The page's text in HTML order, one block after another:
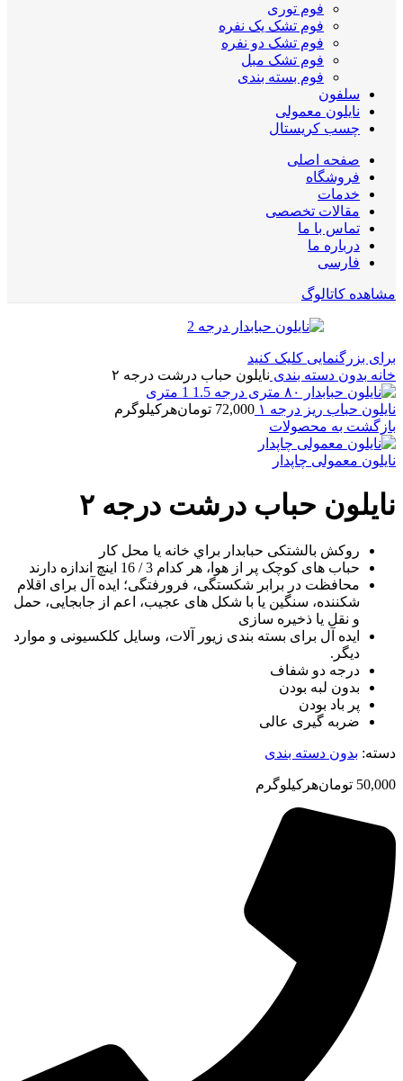
فوم توری
فوم تشک یک نفره
فوم تشک دو نفره
فوم تشک مبل
فوم بسته بندی
سلفون
نایلون معمولی
چسب کریستال
صفحه اصلی
فروشگاه
خدمات
مقالات تخصصی
تماس با ما
درباره ما
فارسی
مشاهده کاتالوگ
برای بزرگنمایی کلیک کنید
خانه بدون دسته بندی نایلون حباب درشت درجه ۲
نایلون حباب ریز درجه ۱ 72,000 تومانهرکیلوگرم
بازگشت به محصولات
نایلون معمولی چاپدار
نایلون حباب درشت درجه ۲
روکش بالشتکی حبابدار براي خانه يا محل کار
حباب های کوچک پر از هوا، هر کدام 3 / 16 اينچ اندازه دارند
محافظت در برابر شکستگی، فرورفتگی؛ ايده آل برای اقلام
شکننده، سنگين يا با شکل های عجيب، اعم از جابجايی، حمل
و نقل يا ذخيره سازی
ایده آل برای بسته بندی زیور آلات، وسایل کلکسیونی و موارد
دیگر.
درجه دو شفاف
بدون لبه بودن
پر باد بودن
ضربه گیری عالی
دسته: بدون دسته بندی
50,000 تومانهرکیلوگرم